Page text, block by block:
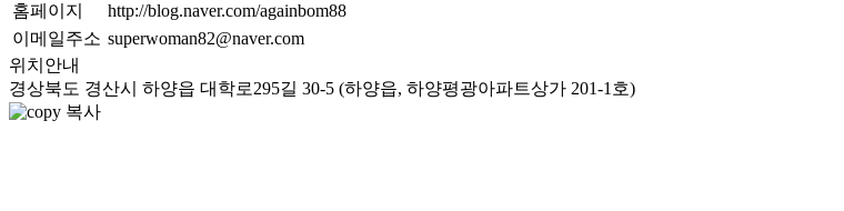
홈페이지
http://blog.naver.com/againbom88
이메일주소 superwoman82@naver.com
위치안내
경상북도 경산시 하양읍 대학로295길 30-5 (하양읍, 하양평광아파트상가 201-1호)
복사